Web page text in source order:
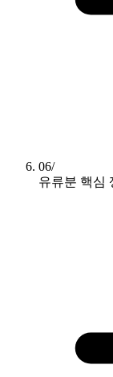
06/
유류분 핵심